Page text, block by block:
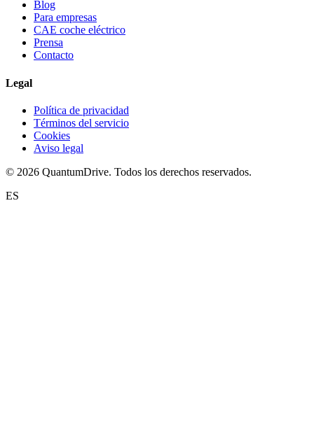
Blog
Para empresas
CAE coche eléctrico
Prensa
Contacto
Legal
Política de privacidad
Términos del servicio
Cookies
Aviso legal
© 2026 QuantumDrive. Todos los derechos reservados.
ES